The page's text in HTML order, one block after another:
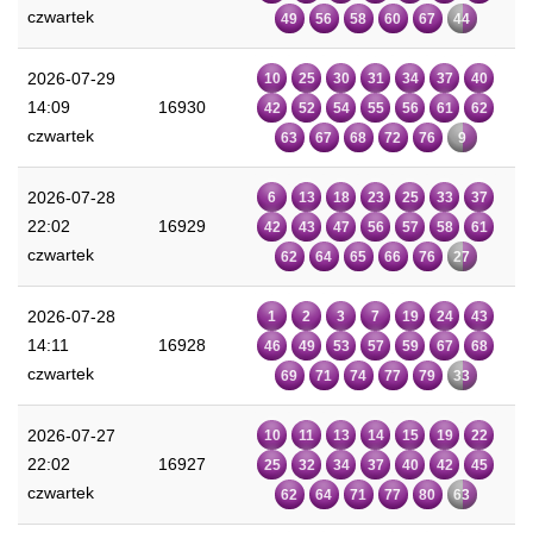
czwartek
49
56 58 60 67 44
2026-07-29
14:09
czwartek
16930
10 25 30 31 34 37
40
42
52 54 55 56 61
62
63
67 68 72 76 9
2026-07-28
22:02
czwartek
16929
6 13 18 23 25 33
37
42
43 47 56 57 58
61
62
64 65 66 76 27
2026-07-28
14:11
czwartek
16928
1 2 3 7 19 24
43
46
49 53 57 59 67
68
69
71 74 77 79 33
2026-07-27
22:02
czwartek
16927
10 11 13 14 15 19
22
25
32 34 37 40 42
45
62
64 71 77 80 63